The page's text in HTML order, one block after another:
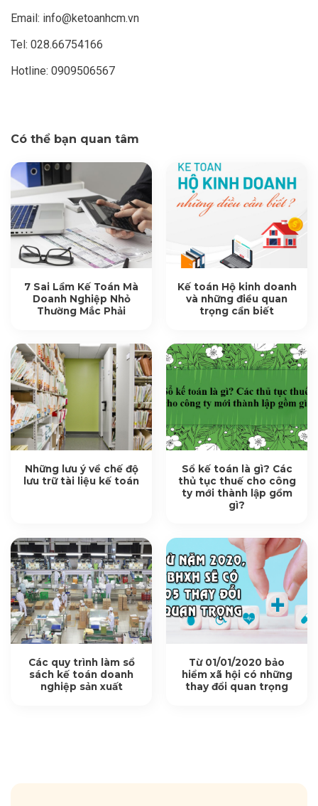
Email: info@ketoanhcm.vn
Tel: 028.66754166
Hotline: 0909506567
Có thể bạn quan tâm
7 Sai Lầm Kế Toán Mà
Doanh Nghiệp Nhỏ
Thường Mắc Phải
Kế toán Hộ kinh doanh
và những điều quan
trọng cần biết
Những lưu ý về chế độ
lưu trữ tài liệu kế toán
Sổ kế toán là gì? Các
thủ tục thuế cho công
ty mới thành lập gồm
gì?
Các quy trình làm sổ
sách kế toán doanh
nghiệp sản xuất
Từ 01/01/2020 bảo
hiểm xã hội có những
thay đổi quan trọng